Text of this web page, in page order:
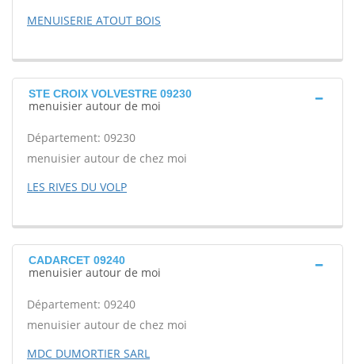
MENUISERIE ATOUT BOIS
STE CROIX VOLVESTRE 09230
menuisier autour de moi
Département: 09230
menuisier autour de chez moi
LES RIVES DU VOLP
CADARCET 09240
menuisier autour de moi
Département: 09240
menuisier autour de chez moi
MDC DUMORTIER SARL